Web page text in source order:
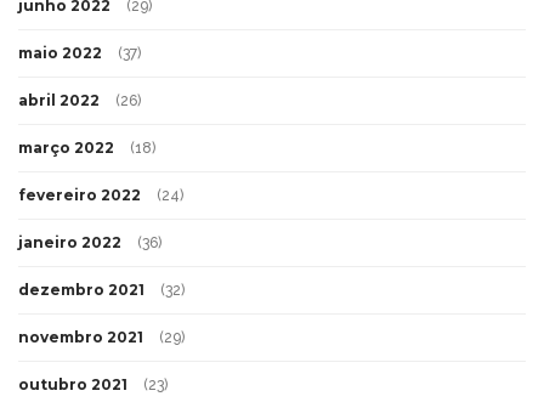
junho 2022 (29)
maio 2022 (37)
abril 2022 (26)
março 2022 (18)
fevereiro 2022 (24)
janeiro 2022 (36)
dezembro 2021 (32)
novembro 2021 (29)
outubro 2021 (23)